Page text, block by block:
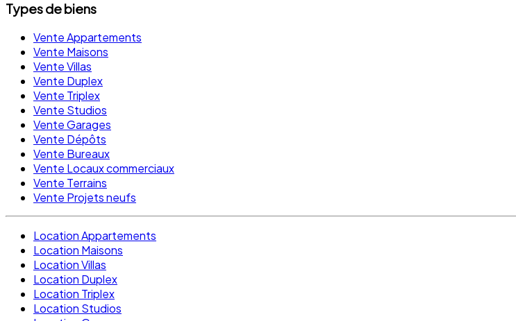
Types de biens
Vente Appartements
Vente Maisons
Vente Villas
Vente Duplex
Vente Triplex
Vente Studios
Vente Garages
Vente Dépôts
Vente Bureaux
Vente Locaux commerciaux
Vente Terrains
Vente Projets neufs
Location Appartements
Location Maisons
Location Villas
Location Duplex
Location Triplex
Location Studios